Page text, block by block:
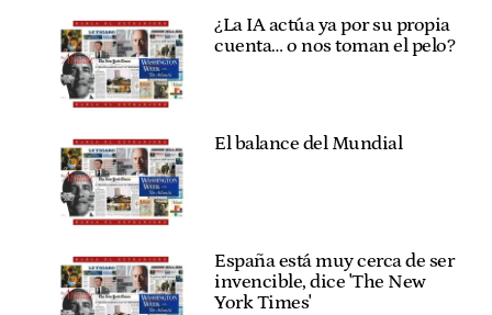
¿La IA actúa ya por su propia
cuenta… o nos toman el pelo?
El balance del Mundial
España está muy cerca de ser
invencible, dice 'The New
York Times'